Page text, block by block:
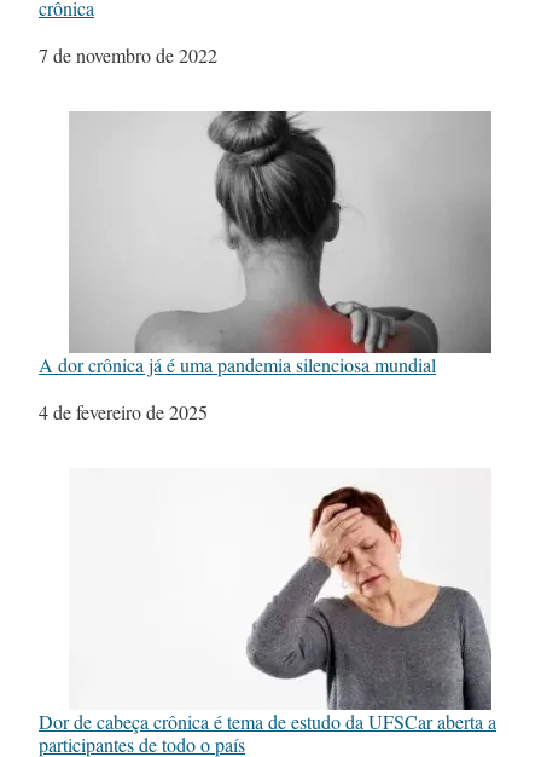
crônica
Data
7 de novembro de 2022
A dor crônica já é uma pandemia silenciosa mundial
Data
4 de fevereiro de 2025
Dor de cabeça crônica é tema de estudo da UFSCar aberta a
participantes de todo o país